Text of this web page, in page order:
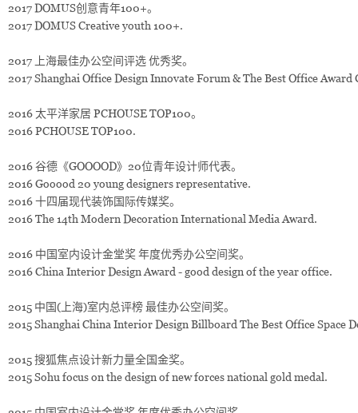
2017 DOMUS创意青年100+。
2017 DOMUS Creative youth 100+.
2017 上海最佳办公空间评选 优秀奖。
2017 Shanghai Office Design Innovate Forum & The Best Office
2016 太平洋家居 PCHOUSE TOP100。
2016 PCHOUSE TOP100.
2016 谷德《GOOOOD》20位青年设计师代表。
2016 Gooood 20 young designers representative.
2016 十四届现代装饰国际传媒奖。
2016 The 14th Modern Decoration International Media Award.
2016 中国室内设计金堂奖 年度优秀办公空间奖。
2016 China Interior Design Award - good design of the year office.
2015 中国(上海)室内总评榜 最佳办公空间奖。
2015 Shanghai China Interior Design Billboard The Best Office Space
2015 搜狐焦点设计新力量全国金奖。
2015 Sohu focus on the design of new forces national gold medal.